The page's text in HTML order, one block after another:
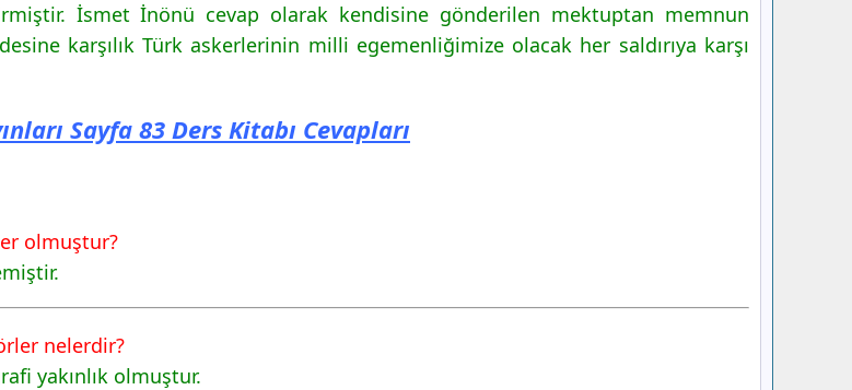
İsmet İnönü cevap olarak kendisine gönderilen mektuptan memnun
karşılık Türk askerlerinin milli egemenliğimize olacak her saldırıya karşı
Sayfa 83 Ders Kitabı Cevapları
olmuştur?
nelerdir?
yakınlık olmuştur.